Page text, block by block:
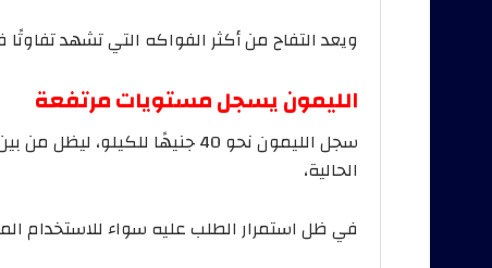
ويعد التفاح من أكثر الفواكه التي تشهد
الليمون يسجل مستويات مرتفعة
سجل الليمون نحو 40 جنيهًا
الحالية،
في ظل استمرار الطلب عليه سواء للاستخدام